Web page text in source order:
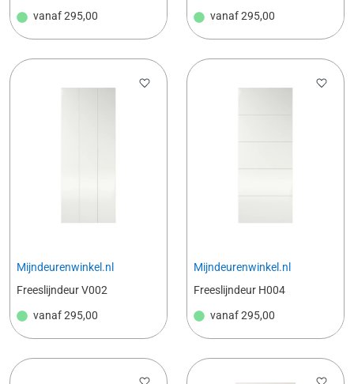
vanaf295,00 vanaf295,00
Mijndeurenwinkel.nl
Freeslijndeur V002
vanaf295,00
Mijndeurenwinkel.nl
Freeslijndeur H004
vanaf295,00